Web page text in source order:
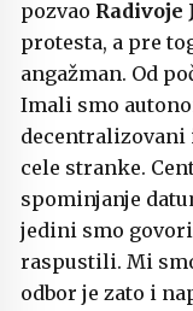
pozvao Radivoje
protesta, a pre
angažman. Od
Imali smo
decentralizovani
cele stranke.
spominjanje
jedini smo
raspustili. Mi
odbor je zato i